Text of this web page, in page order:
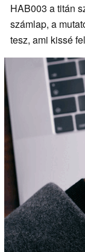
HAB003 a titán
számlap, a
tesz, ami kissé